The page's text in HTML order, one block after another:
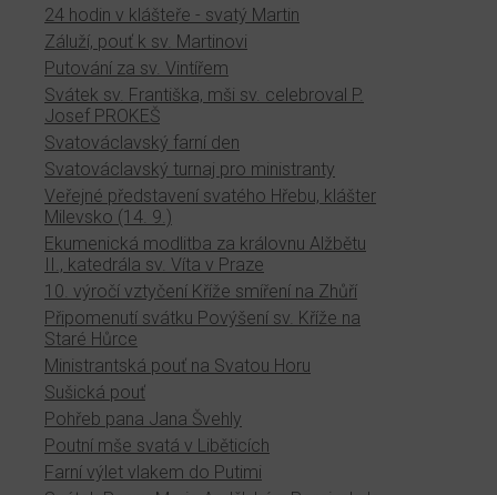
24 hodin v klášteře - svatý Martin
Záluží, pouť k sv. Martinovi
Putování za sv. Vintířem
Svátek sv. Františka, mši sv. celebroval P.
Josef PROKEŠ
Svatováclavský farní den
Svatováclavský turnaj pro ministranty
Veřejné představení svatého Hřebu, klášter
Milevsko (14. 9.)
Ekumenická modlitba za královnu Alžbětu
II., katedrála sv. Víta v Praze
10. výročí vztyčení Kříže smíření na Zhůří
Připomenutí svátku Povýšení sv. Kříže na
Staré Hůrce
Ministrantská pouť na Svatou Horu
Sušická pouť
Pohřeb pana Jana Švehly
Poutní mše svatá v Liběticích
Farní výlet vlakem do Putimi